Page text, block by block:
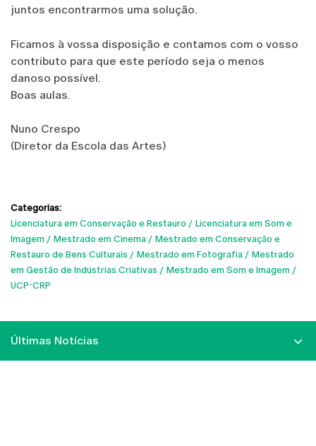
juntos encontrarmos uma solução.
Ficamos à vossa disposição e contamos com o vosso
contributo para que este período seja o menos
danoso possível.
Boas aulas.
Nuno Crespo
(Diretor da Escola das Artes)
Categorias:
Licenciatura em Conservação e Restauro
Licenciatura em Som e
Imagem
Mestrado em Cinema
Mestrado em Conservação e
Restauro de Bens Culturais
Mestrado em Fotografia
Mestrado
em Gestão de Indústrias Criativas
Mestrado em Som e Imagem
UCP-CRP
Últimas Notícias